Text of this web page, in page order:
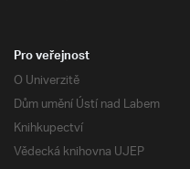
Pro veřejnost
O Univerzitě
Dům umění Ústí nad Labem
Knihkupectví
Vědecká knihovna UJEP